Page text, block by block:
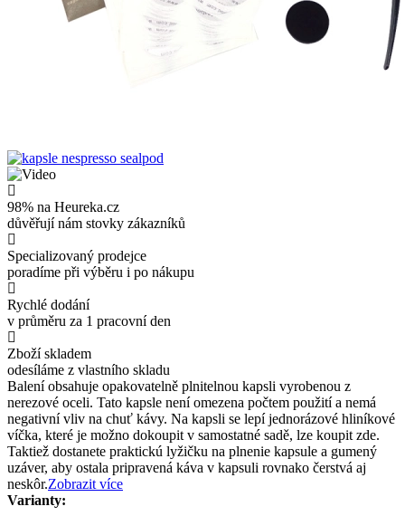
98% na Heureka.cz
důvěřují nám stovky zákazníků
Specializovaný prodejce
poradíme při výběru i po nákupu
Rychlé dodání
v průměru za 1 pracovní den
Zboží skladem
odesíláme z vlastního skladu
Balení obsahuje opakovatelně plnitelnou kapsli vyrobenou z
nerezové oceli. Tato kapsle není omezena počtem použití a nemá
negativní vliv na chuť kávy. Na kapsli se lepí jednorázové hliníkové
víčka, které je možno dokoupit v samostatné sadě, lze koupit zde.
Taktiež dostanete praktickú lyžičku na plnenie kapsule a gumený
uzáver, aby ostala pripravená káva v kapsuli rovnako čerstvá aj
neskôr.Zobrazit více
Varianty: